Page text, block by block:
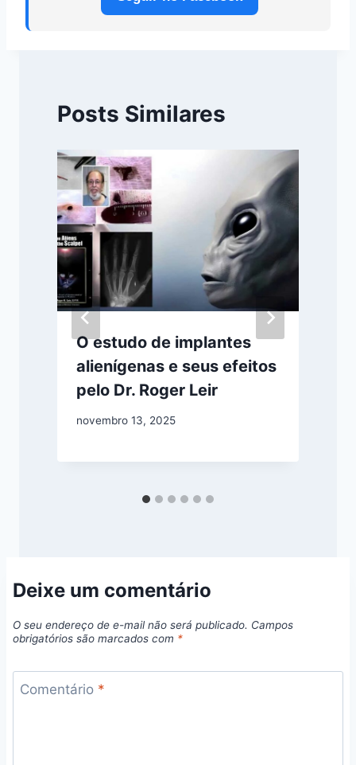
Posts Similares
O estudo de implantes
alienígenas e seus efeitos
pelo Dr. Roger Leir
novembro 13, 2025
Deixe um comentário
O seu endereço de e-mail não será publicado. Campos
obrigatórios são marcados com *
Comentário *